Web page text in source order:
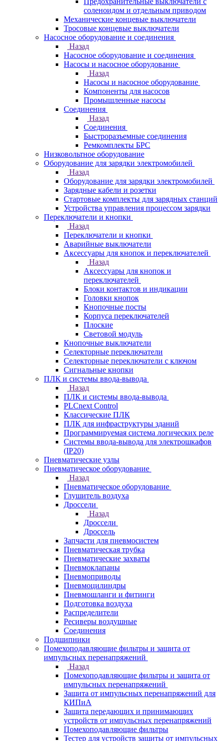
соленоидом и отдельным приводом
Механические концевые выключатели
Тросовые концевые выключатели
Насосное оборудование и соединения
Назад
Насосное оборудование и соединения
Насосы и насосное оборудование
Назад
Насосы и насосное оборудование
Компоненты для насосов
Промышленные насосы
Соединения
Назад
Соединения
Быстроразъемные соединения
Ремкомплекты БРС
Низковольтное оборудование
Оборудование для зарядки электромобилей
Назад
Оборудование для зарядки электромобилей
Зарядные кабели и розетки
Стартовые комплекты для зарядных станций
Устройства управления процессом зарядки
Переключатели и кнопки
Назад
Переключатели и кнопки
Аварийные выключатели
Аксессуары для кнопок и переключателей
Назад
Аксессуары для кнопок и
переключателей
Блоки контактов и индикации
Головки кнопок
Кнопочные посты
Корпуса переключателей
Плоские
Световой модуль
Кнопочные выключатели
Селекторные переключатели
Селекторные переключатели с ключом
Сигнальные кнопки
ПЛК и системы ввода-вывода
Назад
ПЛК и системы ввода-вывода
PLCnext Control
Классические ПЛК
ПЛК для инфраструктуры зданий
Программируемая система логических реле
Системы ввода-вывода для электрошкафов
(IP20)
Пневматические узлы
Пневматическое оборудование
Назад
Пневматическое оборудование
Глушитель воздуха
Дроссели
Назад
Дроссели
Дроссель
Запчасти для пневмосистем
Пневматическая трубка
Пневматические захваты
Пневмоклапаны
Пневмоприводы
Пневмоцилиндры
Пневмошланги и фитинги
Подготовка воздуха
Распределители
Ресиверы воздушные
Соединения
Подшипники
Помехоподавляющие фильтры и защита от
импульсных перенапряжений
Назад
Помехоподавляющие фильтры и защита от
импульсных перенапряжений
Защита от импульсных перенапряжений для
КИПиА
Защита передающих и принимающих
устройств от импульсных перенапряжений
Помехоподавляющие фильтры
Тестер для устройств защиты от импульсных